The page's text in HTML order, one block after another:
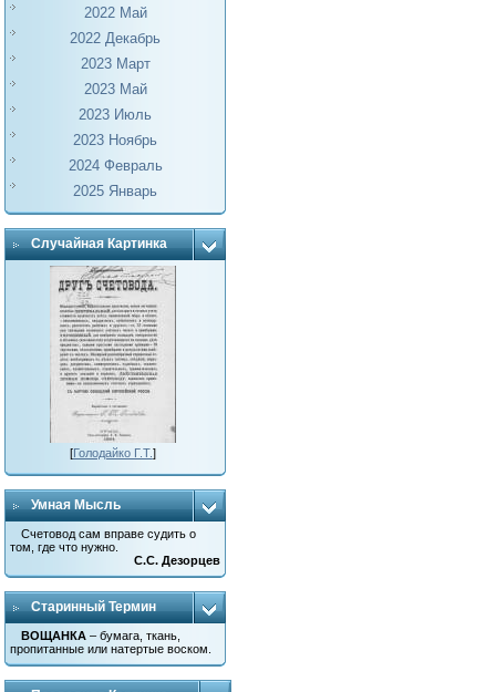
2022 Май
2022 Декабрь
2023 Март
2023 Май
2023 Июль
2023 Ноябрь
2024 Февраль
2025 Январь
Случайная Картинка
[Голодайко Г.Т.]
Умная Мысль
Счетовод сам вправе судить о
том, где что нужно.
С.С. Дезорцев
Старинный Термин
ВОЩАНКА – бумага, ткань,
пропитанные или натертые воском.